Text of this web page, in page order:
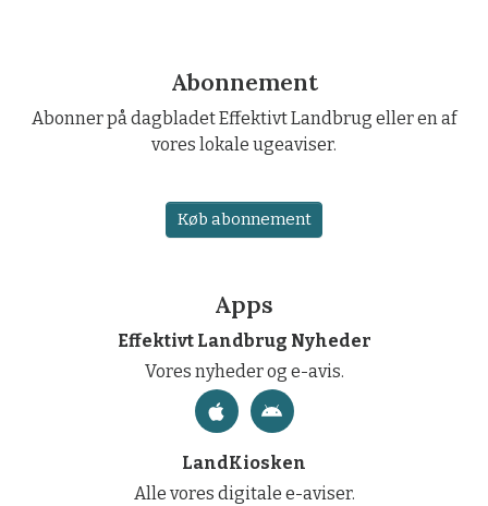
Abonnement
Abonner på dagbladet Effektivt Landbrug eller en af
vores lokale ugeaviser.
Køb abonnement
Apps
Effektivt Landbrug Nyheder
Vores nyheder og e-avis.
LandKiosken
Alle vores digitale e-aviser.